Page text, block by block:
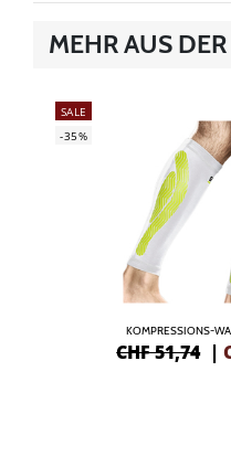
MEHR AUS
SALE
-35%
KOMPRESSIONS-
CHF 51,74 |